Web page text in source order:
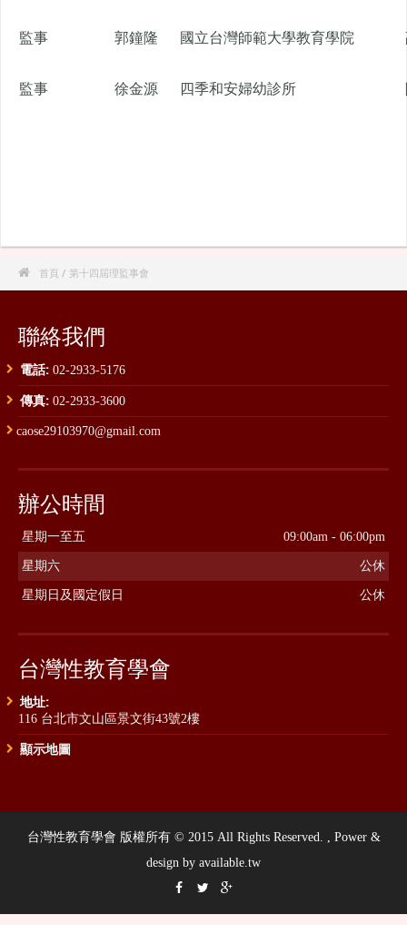
監事 郭鐘隆 國立台灣師範大學教育學院
監事 徐金源 四季和安婦幼診所
 首頁 / 第十四屆理監事會
聯絡我們
電話: 02-2933-5176
傳真: 02-2933-3600
caose29103970@gmail.com
辦公時間
星期一至五 09:00am - 06:00pm
星期六 公休
星期日及國定假日 公休
台灣性教育學會
地址:
116 台北市文山區景文街43號2樓
顯示地圖
台灣性教育學會 版權所有 © 2015 All Rights Reserved. , Power &
design by available.tw
  